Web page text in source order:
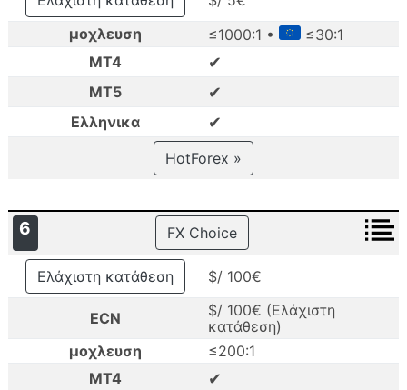
μοχλευση
≤1000:1 •
≤30:1
MT4
✔
MT5 ✔
Ελληνικα ✔
HotForex »
6 FX Choice
Ελάχιστη κατάθεση $/ 100€
ECN
$/ 100€ (Ελάχιστη
κατάθεση)
μοχλευση
≤200:1
MT4
✔